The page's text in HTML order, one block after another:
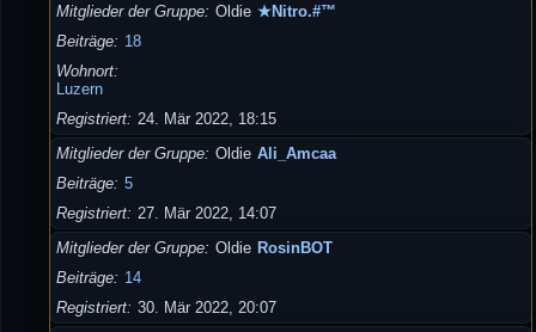
Mitglieder der Gruppe
Oldie ★Nitro.#™
Beiträge
18
Wohnort
Luzern
Registriert
24. Mär 2022, 18:15
Mitglieder der Gruppe
Oldie Ali_Amcaa
Beiträge
5
Registriert
27. Mär 2022, 14:07
Mitglieder der Gruppe
Oldie RosinBOT
Beiträge
14
Registriert
30. Mär 2022, 20:07